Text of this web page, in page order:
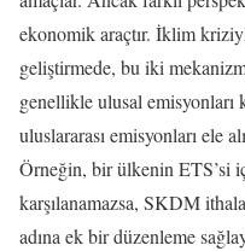
ekonomik araçtır. İklim
geliştirmede, bu iki
genellikle ulusal
uluslararası emisyonları ele
Örneğin, bir ülkenin ETS’si
karşılanamazsa, SKDM
adına ek bir düzenleme